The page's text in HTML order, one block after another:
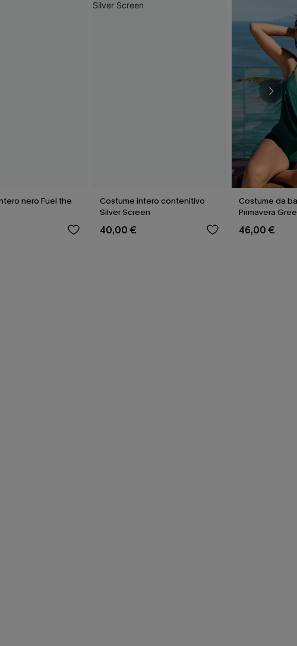
nero Fuel the
Costume intero contenitivo
Silver Screen
40,00 €
Costume da
Primavera
46,00 €